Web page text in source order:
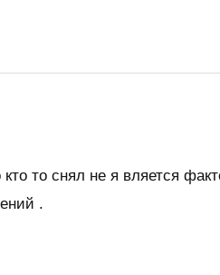
кто то снял не я вляется
.